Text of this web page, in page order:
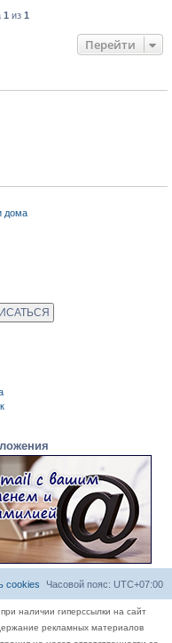
1 из 1
Перейти
дома
Часовой пояс: UTC+07:00
cookies
наличии гиперссылки на сайт
рекламных материалов